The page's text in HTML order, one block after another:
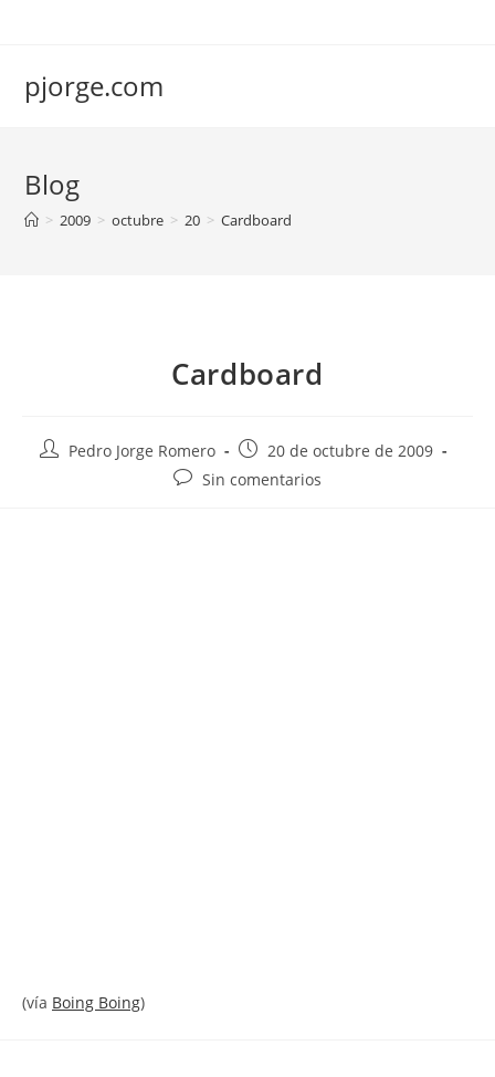
pjorge.com
Blog
> 2009 > octubre > 20 > Cardboard
Cardboard
AutorPedro Jorge Romero
Publicación
de
20 de octubre de 2009
Comentarios
Sin comentarios
(vía Boing Boing)